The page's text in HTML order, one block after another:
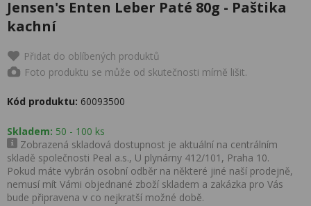
Jensen's Enten Leber Paté 80g - Paštika
kachní
Přidat do oblíbených produktů
Foto produktu se může od skutečnosti mírně lišit.
Kód produktu: 60093500
Skladem: 50 - 100 ks
Zobrazená skladová dostupnost je aktuální na centrálním
skladě společnosti Peal a.s., U plynárny 412/101, Praha 10.
Pokud máte vybrán osobní odběr na některé jiné naší prodejně,
nemusí mít Vámi objednané zboží skladem a zakázka pro Vás
bude připravena v co nejkratší možné době.